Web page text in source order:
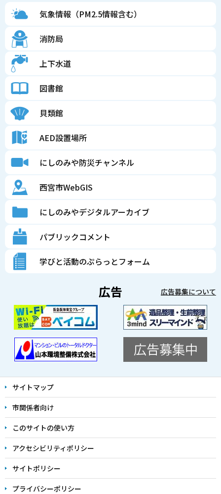
気象情報（PM2.5情報含む）
消防局
上下水道
図書館
貝類館
AED設置場所
にしのみや防災チャンネル
西宮市WebGIS
にしのみやデジタルアーカイブ
パブリックコメント
学びと活動のぷらっとフォーム
広告 広告募集について
本
文
こ
こ
ま
で
サイトマップ
市関係者向け
このサイトの使い方
アクセシビリティポリシー
サイトポリシー
プライバシーポリシー